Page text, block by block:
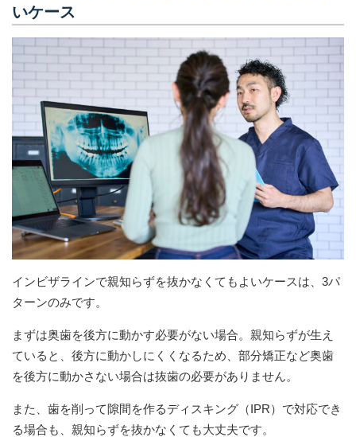
いケース
インビザラインで親知らずを抜かなくてもよいケースは、3パ
ターンのみです。
まずは奥歯を後方に動かす必要がない場合。親知らずが生え
ていると、後方に動かしにくくなるため、部分矯正など奥歯
を後方に動かさない場合は抜歯の必要がありません。
また、歯を削って隙間を作るディスキング（IPR）で対応でき
る場合も、親知らずを抜かなくても大丈夫です。